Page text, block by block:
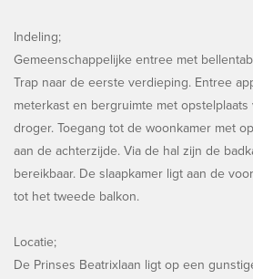
Indeling;
Gemeenschappelijke entree met
Trap naar de eerste verdieping. Entree
meterkast en bergruimte met
droger. Toegang tot de woonkamer met
aan de achterzijde. Via de hal zijn de
bereikbaar. De slaapkamer ligt aan de
tot het tweede balkon.
Locatie;
De Prinses Beatrixlaan ligt op een